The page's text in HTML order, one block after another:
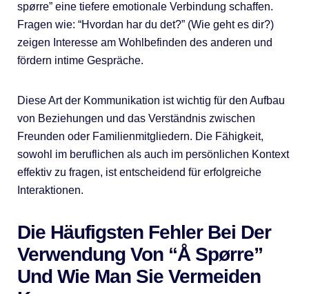
spørre” eine tiefere emotionale Verbindung schaffen.
Fragen wie: “Hvordan har du det?” (Wie geht es dir?)
zeigen Interesse am Wohlbefinden des anderen und
fördern intime Gespräche.
Diese Art der Kommunikation ist wichtig für den Aufbau
von Beziehungen und das Verständnis zwischen
Freunden oder Familienmitgliedern. Die Fähigkeit,
sowohl im beruflichen als auch im persönlichen Kontext
effektiv zu fragen, ist entscheidend für erfolgreiche
Interaktionen.
Die Häufigsten Fehler Bei Der
Verwendung Von “Å Spørre”
Und Wie Man Sie Vermeiden